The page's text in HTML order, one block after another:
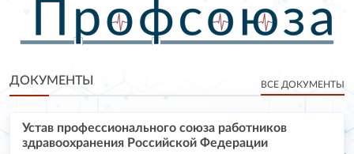
ДОКУМЕНТЫ ВСЕ ДОКУМЕНТЫ
Устав профессионального союза работников
здравоохранения Российской Федерации